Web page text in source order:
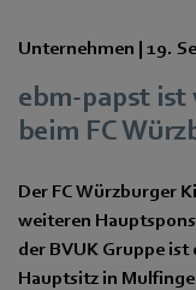
Unternehmen | 19.
ebm-papst ist
beim FC
Der FC Würzburger
weiteren
der BVUK Gruppe
Hauptsitz in